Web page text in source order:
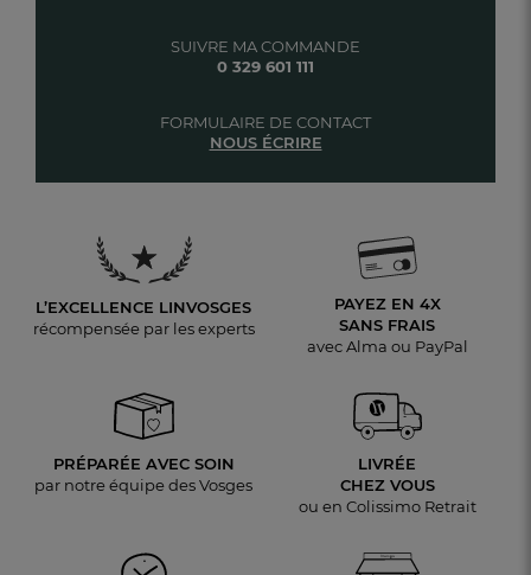
SUIVRE MA COMMANDE
0 329 601 111
FORMULAIRE DE CONTACT
NOUS ÉCRIRE
L’EXCELLENCE LINVOSGES
récompensée par les experts
PAYEZ EN 4X
SANS FRAIS
avec Alma ou PayPal
PRÉPARÉE AVEC SOIN
par notre équipe des Vosges
LIVRÉE
CHEZ VOUS
ou en Colissimo Retrait